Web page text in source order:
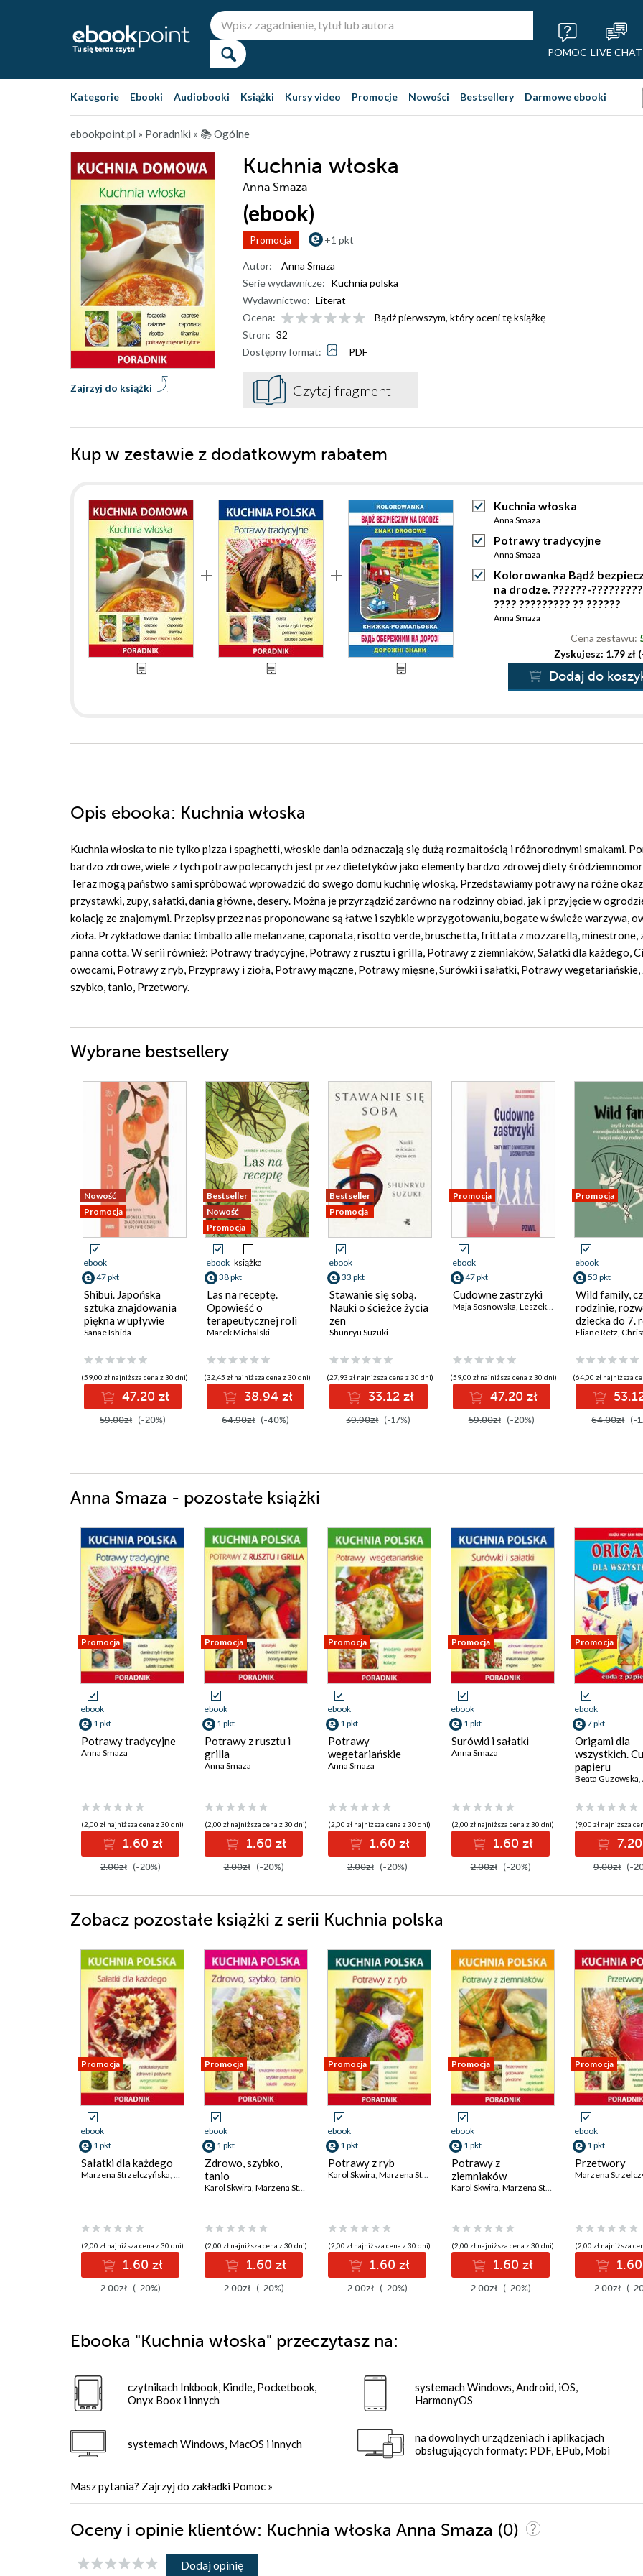
POMOC LIVE CHAT
Kategorie Ebooki Audiobooki Książki Kursy video Promocje Nowości Bestsellery Darmowe ebooki
ebookpoint.pl » Poradniki » 📚 Ogólne
Kuchnia włoska
Anna Smaza
(ebook)
Promocja +1 pkt
Zajrzyj do książki
Autor:
Anna Smaza
Serie wydawnicze: Kuchnia polska
Wydawnictwo: Literat
Ocena:
Bądź pierwszym, który oceni tę książkę
Stron: 32
Dostępny format:
PDF
Czytaj fragment
Kup w zestawie z dodatkowym rabatem
Kuchnia włoska
Anna Smaza
Potrawy tradycyjne
Anna Smaza
Kolorowanka Bądź
na drodze. ??????-
???? ????????? ?? ??????
Anna Smaza
Cena zestawu:
Zyskujesz: 1.79 zł
Dodaj do
Opis ebooka: Kuchnia włoska
Kuchnia włoska to nie tylko pizza i spaghetti, włoskie dania odznaczają się dużą rozmaitością i różnorodnymi smakami.
bardzo zdrowe, wiele z tych potraw polecanych jest przez dietetyków jako elementy bardzo zdrowej diety
Teraz mogą państwo sami spróbować wprowadzić do swego domu kuchnię włoską. Przedstawiamy potrawy na różne
przystawki, zupy, sałatki, dania główne, desery. Można je przyrządzić zarówno na rodzinny obiad, jak i przyjęcie w
kolację ze znajomymi. Przepisy przez nas proponowane są łatwe i szybkie w przygotowaniu, bogate w świeże warzywa,
zioła. Przykładowe dania: timballo alle melanzane, caponata, risotto verde, bruschetta, frittata z mozzarellą, minestrone,
panna cotta. W serii również: Potrawy tradycyjne, Potrawy z rusztu i grilla, Potrawy z ziemniaków, Sałatki dla każdego,
owocami, Potrawy z ryb, Przyprawy i zioła, Potrawy mączne, Potrawy mięsne, Surówki i sałatki, Potrawy
szybko, tanio, Przetwory.
Wybrane bestsellery
Nowość
Promocja
ebook
47 pkt
Shibui. Japońska
sztuka znajdowania
piękna w upływie
czasu
Sanae Ishida
(59,00 zł najniższa cena z 30 dni)
47.20 zł
59.00zł (-20%)
Bestseller
Nowość
Promocja
ebook książka
38 pkt
Las na receptę.
Opowieść o
terapeutycznej roli
przyrody w naszym
Marek Michalski
(32,45 zł najniższa cena z 30 dni)
38.94 zł
64.90zł (-40%)
Bestseller
Promocja
ebook
33 pkt
Stawanie się sobą.
Nauki o ścieżce życia
zen
Shunryu Suzuki
(27,93 zł najniższa cena z 30 dni)
33.12 zł
39.90zł (-17%)
Promocja
ebook
47 pkt
Cudowne zastrzyki
Maja Sosnowska, Leszek Czupryniak
(59,00 zł najniższa cena z 30 dni)
47.20 zł
59.00zł (-20%)
Promocja
ebook
53 pkt
Wild family,
rodzinie,
dziecka do 7.
życia i więzi
Eliane Retz, Christiane
(64,00 zł najniższa
64.00zł (-
Anna Smaza - pozostałe książki
Promocja
ebook
1 pkt
Potrawy tradycyjne
Anna Smaza
(2,00 zł najniższa cena z 30 dni)
1.60 zł
2.00zł (-20%)
Promocja
ebook
1 pkt
Potrawy z rusztu i
grilla
Anna Smaza
(2,00 zł najniższa cena z 30 dni)
1.60 zł
2.00zł (-20%)
Promocja
ebook
1 pkt
Potrawy
wegetariańskie
Anna Smaza
(2,00 zł najniższa cena z 30 dni)
1.60 zł
2.00zł (-20%)
Promocja
ebook
1 pkt
Surówki i sałatki
Anna Smaza
(2,00 zł najniższa cena z 30 dni)
1.60 zł
2.00zł (-20%)
Promocja
ebook
7 pkt
Origami dla
wszystkich.
papieru
Beata Guzowska,
(9,00 zł najniższa
7.20
9.00zł (-
Zobacz pozostałe książki z serii Kuchnia polska
Promocja
ebook
1 pkt
Sałatki dla każdego
Marzena Strzelczyńska Karol Skwira
(2,00 zł najniższa cena z 30 dni)
1.60 zł
2.00zł (-20%)
Promocja
ebook
1 pkt
Zdrowo, szybko,
tanio
Karol Skwira Marzena Strzelczyńska
(2,00 zł najniższa cena z 30 dni)
1.60 zł
2.00zł (-20%)
Promocja
ebook
1 pkt
Potrawy z ryb
Karol Skwira Marzena Strzelczyńska
(2,00 zł najniższa cena z 30 dni)
1.60 zł
2.00zł (-20%)
Promocja
ebook
1 pkt
Potrawy z
ziemniaków
Karol Skwira Marzena Strzelczyńska
(2,00 zł najniższa cena z 30 dni)
1.60 zł
2.00zł (-20%)
Promocja
ebook
1 pkt
Przetwory
Marzena
(2,00 zł najniższa
2.00zł (-
Ebooka "Kuchnia włoska" przeczytasz na:
czytnikach Inkbook, Kindle, Pocketbook,
Onyx Boox i innych
systemach Windows, MacOS i innych
systemach Windows, Android, iOS,
HarmonyOS
na dowolnych urządzeniach i aplikacjach
obsługujących formaty: PDF, EPub, Mobi
Masz pytania? Zajrzyj do zakładki Pomoc »
Oceny i opinie klientów: Kuchnia włoska Anna Smaza (0)
Dodaj opinię